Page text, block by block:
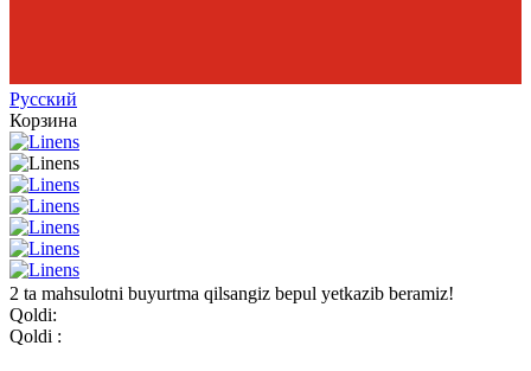
Русский
Корзина
2 ta mahsulotni buyurtma qilsangiz bepul yetkazib beramiz!
Qoldi:
Qoldi :